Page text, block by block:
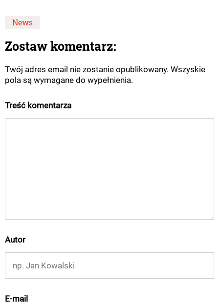
News
Zostaw komentarz:
Twój adres email nie zostanie opublikowany. Wszyskie
pola są wymagane do wypełnienia.
Treść komentarza
Autor
E-mail